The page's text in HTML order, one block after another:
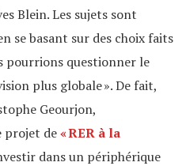
Blein. Les sujets sont
se basant sur des choix faits
pourrions questionner le
plus globale ». De fait,
Geourjon,
projet de« RER à la
dans un périphérique